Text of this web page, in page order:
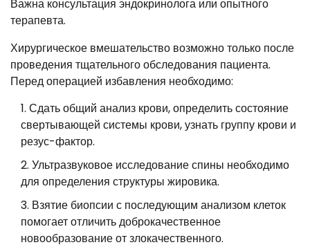
Важна консультация эндокринолога или опытного
терапевта.
Хирургическое вмешательство возможно только после
проведения тщательного обследования пациента.
Перед операцией избавления необходимо:
Сдать общий анализ крови, определить состояние
свертывающей системы крови, узнать группу крови и
резус-фактор.
Ультразвуковое исследование спины необходимо
для определения структуры жировика.
Взятие биопсии с последующим анализом клеток
помогает отличить доброкачественное
новообразование от злокачественного.